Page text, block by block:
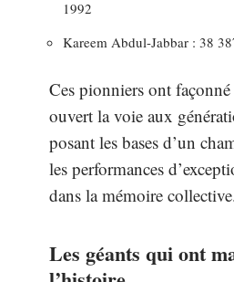
1992
Kareem Abdul-Jabbar : 38
Ces pionniers ont
ouvert la voie aux
posant les bases d’un
les performances
dans la mémoire
Les géants qui ont